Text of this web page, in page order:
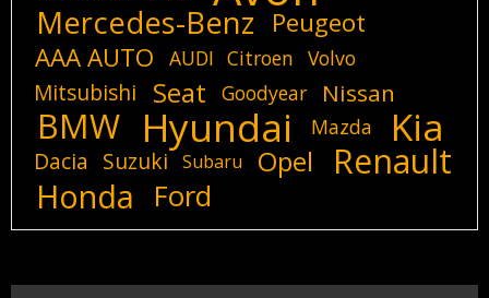
Mercedes-Benz
Peugeot
AAA AUTO
AUDI Citroen Volvo
Mitsubishi Seat Goodyear Nissan
BMW Hyundai Mazda Kia
Dacia Suzuki Subaru Opel Renault
Honda Ford